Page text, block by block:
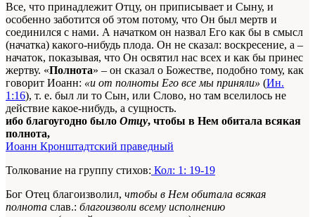
Все, что принадлежит Отцу, он приписывает и Сыну, и
особенно заботится об этом потому, что Он был мертв и
соединился с нами. А начатком он назвал Его как бы в смысл
(начатка) какого-нибудь плода. Он не сказал: воскресение, а –
начаток, показывая, что Он освятил нас всех и как бы принес
жертву. «Полнота» – он сказал о Божестве, подобно тому, как
говорит Иоанн: «и от полноты Его все мы приняли» (Ин.
1:16), т. е. был ли то Сын, или Слово, но там вселилось не
действие какое-нибудь, а сущность.
ибо благоугодно было Отцу, чтобы в Нем обитала всякая
полнота,
Иоанн Кронштадтский праведный
Толкование на группу стихов: Кол: 1: 19-19
Бог Отец благоизволил, чтобы в Нем обитала всякая
полнота слав.: благоизволи всему исполнению